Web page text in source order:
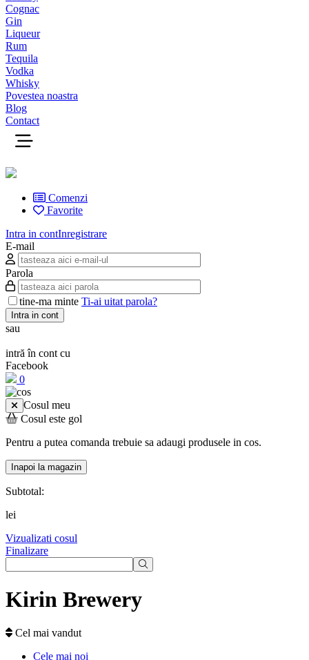
Cognac
Gin
Liqueur
Rum
Tequila
Vodka
Whisky
Povestea noastra
Blog
Contact
Comenzi
Favorite
Intra in contInregistrare
E-mail
Parola
tine-ma minte Ti-ai uitat parola?
Intra in cont
sau
intră în cont cu
Facebook
0
Cosul meu
Cosul este gol
Pentru a putea comanda trebuie sa adaugi produsele in cos.
Inapoi la magazin
Subtotal:
lei
Vizualizati cosul
Finalizare
Kirin Brewery
Cel mai vandut
Cele mai noi